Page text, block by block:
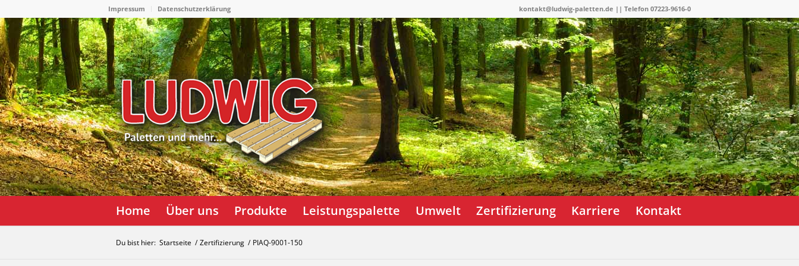
Impressum Datenschutzerklärung kontakt@ludwig-paletten.de || Telefon 07223-9616-0
Home Über uns Produkte Leistungspalette Umwelt Zertifizierung Karriere Kontakt
Du bist hier: Startseite / Zertifizierung / PIAQ-9001-150